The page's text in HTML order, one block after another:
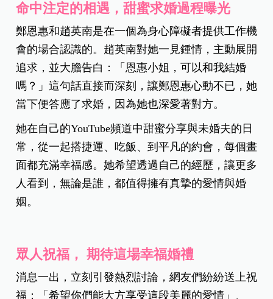
命中注定的相遇，甜蜜求婚過程曝光
鄭恩惠和趙英南是在一個為身心障礙者提供工作機
會的場合認識的。趙英南對她一見鍾情，主動展開
追求，並大膽告白：「恩惠小姐，可以和我結婚
嗎？」這句話直接而深刻，讓鄭恩惠心動不已，她
當下便答應了求婚，因為她也深愛著對方。
她在自己的YouTube頻道中甜蜜分享與未婚夫的日
常，從一起搭捷運、吃飯、到平凡的約會，每個畫
面都充滿幸福感。她希望透過自己的經歷，讓更多
人看到，無論是誰，都值得擁有真摯的愛情與婚
姻。
眾人祝福，期待這場幸福婚禮
消息一出，立刻引發熱烈討論，網友們紛紛送上祝
福：「希望你們能大方享受這段美麗的愛情」、